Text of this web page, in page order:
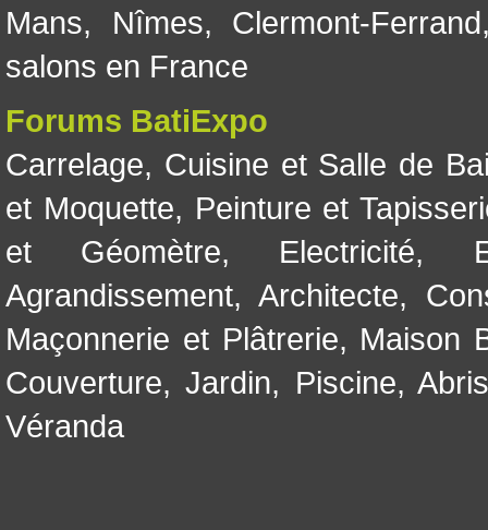
Mans, Nîmes, Clermont-Ferrand
salons en France
Forums BatiExpo
Carrelage, Cuisine et Salle de
et Moquette, Peinture et
et Géomètre, Electricité,
Agrandissement, Architecte,
Maçonnerie et Plâtrerie, Maison
Couverture,Jardin, Piscine,
Véranda